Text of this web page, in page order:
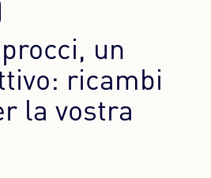
un
ricambi
la vostra